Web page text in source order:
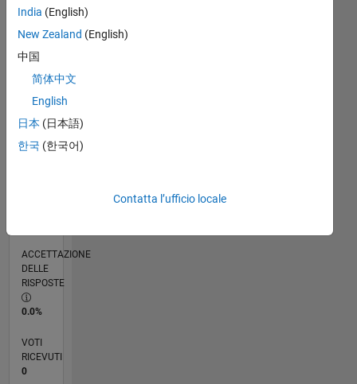
253.375
REPUTAZIONE
ACCETTAZIONE
DELLE
RISPOSTE
0.0%
VOTI
RICEVUTI
0
India (English)
New Zealand (English)
中国
简体中文
English
日本 (日本語)
한국 (한국어)
Contatta l’ufficio locale